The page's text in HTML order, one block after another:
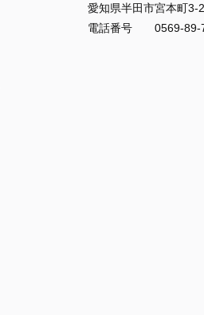
愛知県半田市宮本町3-
電話番号 0569-89-